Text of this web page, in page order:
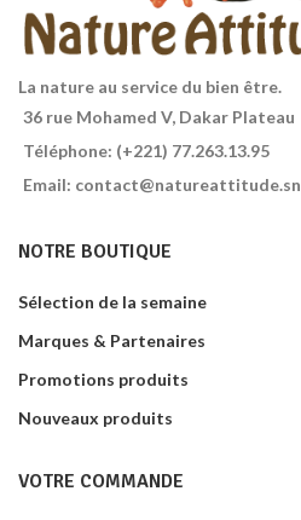
La nature au service du bien être.
36 rue Mohamed V, Dakar Plateau
Téléphone: (+221) 77.263.13.95
Email: contact@natureattitude.sn
NOTRE BOUTIQUE
Sélection de la semaine
Marques & Partenaires
Promotions produits
Nouveaux produits
VOTRE COMMANDE